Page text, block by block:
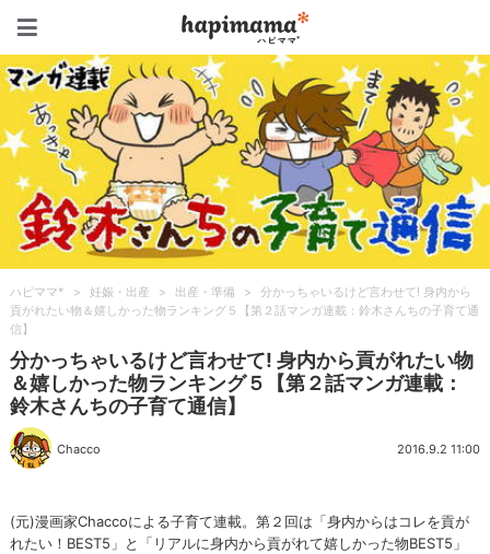
ハピママ* > 妊娠・出産 > 出産・準備 >
分かっちゃいるけど言わせて! 身内から
貢がれたい物＆嬉しかった物ランキング５【第２話マンガ連載：鈴木さんちの子育て通
信】
分かっちゃいるけど言わせて! 身内から貢がれたい物
＆嬉しかった物ランキング５【第２話マンガ連載：
鈴木さんちの子育て通信】
Chacco 2016.9.2 11:00
(元)漫画家Chaccoによる子育て連載。第２回は「身内からはコレを貢が
れたい！BEST5」と「リアルに身内から貢がれて嬉しかった物BEST5」